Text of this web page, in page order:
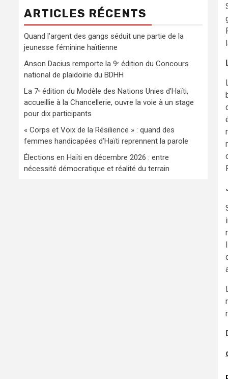
ARTICLES RÉCENTS
Quand l’argent des gangs séduit une partie de la
jeunesse féminine haïtienne
Anson Dacius remporte la 9ᵉ édition du Concours
national de plaidoirie du BDHH
La 7ᵉ édition du Modèle des Nations Unies d’Haïti,
accueillie à la Chancellerie, ouvre la voie à un stage
pour dix participants
« Corps et Voix de la Résilience » : quand des
femmes handicapées d’Haïti reprennent la parole
Élections en Haïti en décembre 2026 : entre
nécessité démocratique et réalité du terrain